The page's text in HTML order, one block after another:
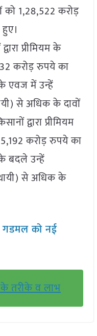
को 1,28,522 करोड़
प्रीमियम के
करोड़ रुपये का
एवज में उन्हें
से अधिक के दावों
द्वारा प्रीमियम
करोड़ रुपये का
बदले उन्हें
से अधिक के
को नई
तरीके व लाभ